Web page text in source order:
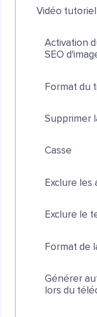
Vidéo tutoriel
Activation
SEO
Format du
Supprimer
Casse
Exclure les
Exclure le
Format de
Générer
lors du